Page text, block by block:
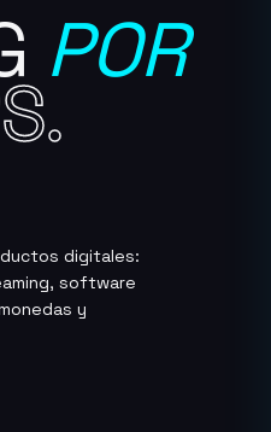
POR
digitales:
software
y